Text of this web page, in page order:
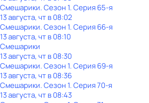
Смешарики. Сезон 1. Серия 65-я
13 августа, чт в 08:02
Смешарики. Сезон 1. Серия 66-я
13 августа, чт в 08:10
Смешарики
13 августа, чт в 08:30
Смешарики. Сезон 1. Серия 69-я
13 августа, чт в 08:36
Смешарики. Сезон 1. Серия 70-я
13 августа, чт в 08:43